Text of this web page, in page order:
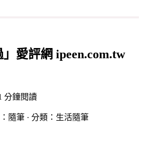
」愛評網 ipeen.com.tw
分鐘閱讀
隨筆 · 分類：生活隨筆